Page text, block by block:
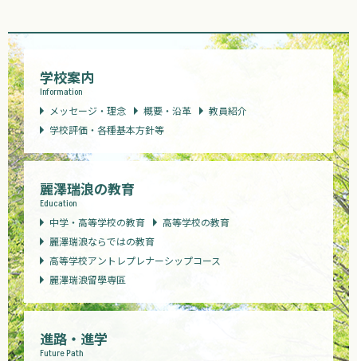
学校案内
Information
メッセージ・理念
概要・沿革
教員紹介
学校評価・各種基本方針等
麗澤瑞浪の教育
Education
中学・高等学校の教育
高等学校の教育
麗澤瑞浪ならではの教育
高等学校アントレプレナーシップコース
麗澤瑞浪留學専區
進路・進学
Future Path